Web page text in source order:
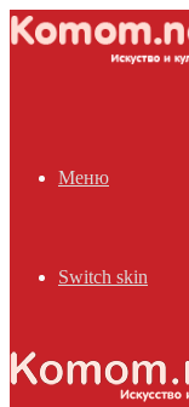
Меню
Switch skin